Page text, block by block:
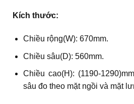
Kích thước:
Chiều rộng(W): 670mm.
Chiều sâu(D): 560mm.
Chiều cao(H): (1190-
sâu đo theo mặt ngồi và mặt